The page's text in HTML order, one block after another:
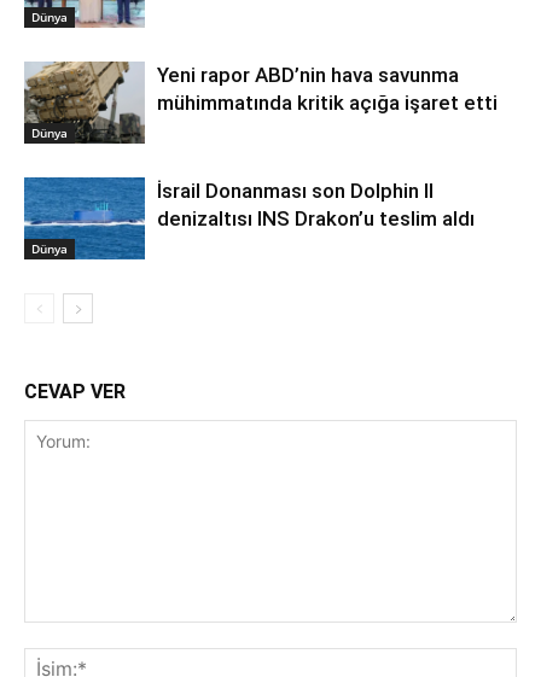
Dünya
Dünya
Yeni rapor ABD’nin hava savunma
mühimmatında kritik açığa işaret etti
Dünya
İsrail Donanması son Dolphin II
denizaltısı INS Drakon’u teslim aldı
CEVAP VER